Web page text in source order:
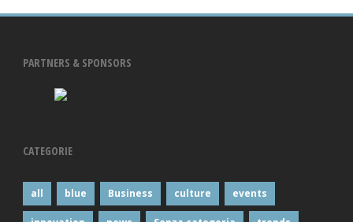
PARTNERS & SPONSORS
CATEGORIE
all blue Business culture events